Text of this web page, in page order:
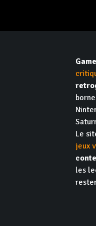
Le
jeux
les